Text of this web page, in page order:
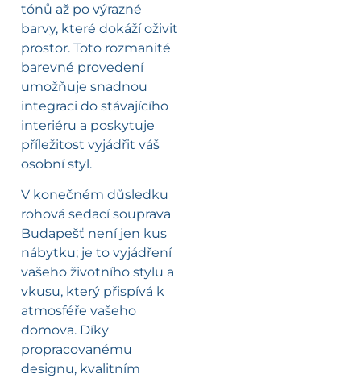
tónů až po výrazné
barvy, které dokáží oživit
prostor. Toto rozmanité
barevné provedení
umožňuje snadnou
integraci do stávajícího
interiéru a poskytuje
příležitost vyjádřit váš
osobní styl.
V konečném důsledku
rohová sedací souprava
Budapešť není jen kus
nábytku; je to vyjádření
vašeho životního stylu a
vkusu, který přispívá k
atmosféře vašeho
domova. Díky
propracovanému
designu, kvalitním